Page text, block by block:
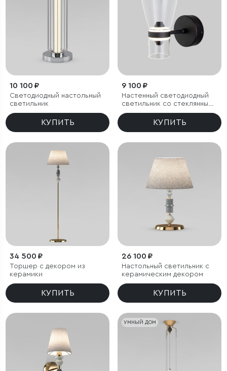
10 100 ₽
Светодиодный настольный
светильник
КУПИТЬ
9 100 ₽
Настенный светодиодный
светильник со стеклянным
плафоном
КУПИТЬ
34 500 ₽
Торшер с декором из
керамики
КУПИТЬ
26 100 ₽
Настольный светильник с
керамическим декором
КУПИТЬ
УМНЫЙ ДОМ